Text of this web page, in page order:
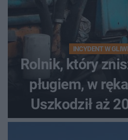
INCYDENT W
Rolnik, który
pługiem, w
Uszkodził aż
nowej